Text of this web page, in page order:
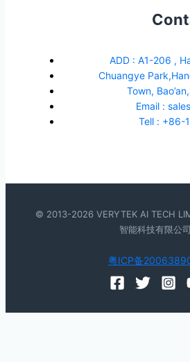
ADD : A1-206 ,
Chuangye
Town,
Email :
Tell : +86-
© 2013-2026 VERYTEK AI TECH
智能科技有限公司
粤ICP备